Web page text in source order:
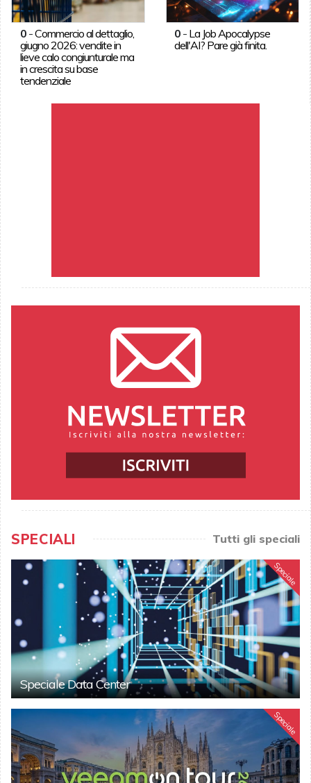
0-Commercio al dettaglio,
giugno 2026: vendite in
lieve calo congiunturale ma
in crescita su base
tendenziale
0 - La Job Apocalypse
dell'AI? Pare già finita.
SPECIALI Tutti gli speciali
Speciale
Speciale Data Center
Speciale